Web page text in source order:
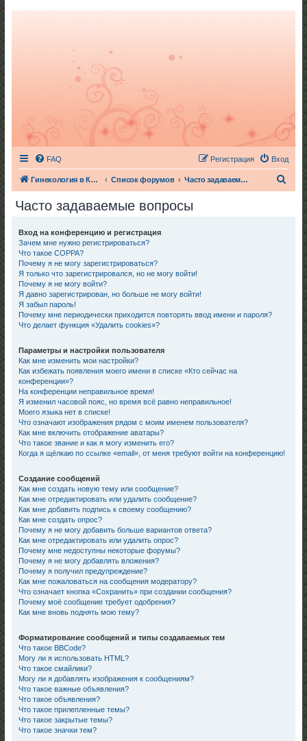
FAQ Вход
Регистрация
Гинекология в Киеве Список форумов Часто задаваемые вопросы
Часто задаваемые вопросы
Вход на конференцию и регистрация
Зачем мне нужно регистрироваться?
Что такое COPPA?
Почему я не могу зарегистрироваться?
Я только что зарегистрировался, но не могу войти!
Почему я не могу войти?
Я давно зарегистрирован, но больше не могу войти!
Я забыл пароль!
Почему мне периодически приходится повторять ввод имени и пароля?
Что делает функция «Удалить cookies»?
Параметры и настройки пользователя
Как мне изменить мои настройки?
Как избежать появления моего имени в списке «Кто сейчас на
конференции»?
На конференции неправильное время!
Я изменил часовой пояс, но время всё равно неправильное!
Моего языка нет в списке!
Что означают изображения рядом с моим именем пользователя?
Как мне включить отображение аватары?
Что такое звание и как я могу изменить его?
Когда я щёлкаю по ссылке «email», от меня требуют войти на конференцию!
Создание сообщений
Как мне создать новую тему или сообщение?
Как мне отредактировать или удалить сообщение?
Как мне добавить подпись к своему сообщению?
Как мне создать опрос?
Почему я не могу добавить больше вариантов ответа?
Как мне отредактировать или удалить опрос?
Почему мне недоступны некоторые форумы?
Почему я не могу добавлять вложения?
Почему я получил предупреждение?
Как мне пожаловаться на сообщения модератору?
Что означает кнопка «Сохранить» при создании сообщения?
Почему моё сообщение требует одобрения?
Как мне вновь поднять мою тему?
Форматирование сообщений и типы создаваемых тем
Что такое BBCode?
Могу ли я использовать HTML?
Что такое смайлики?
Могу ли я добавлять изображения к сообщениям?
Что такое важные объявления?
Что такое объявления?
Что такое прилепленные темы?
Что такое закрытые темы?
Что такое значки тем?